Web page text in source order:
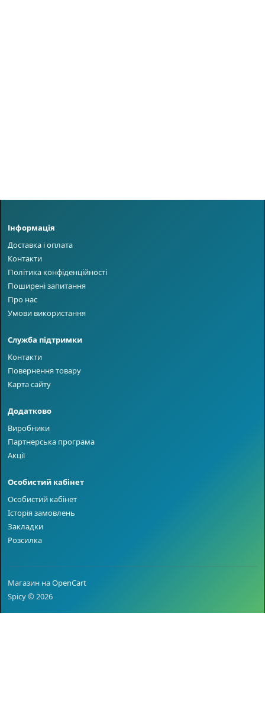
Інформація
Доставка і оплата
Контакти
Політика конфіденційності
Поширені запитання
Про нас
Умови використання
Служба підтримки
Контакти
Повернення товару
Карта сайту
Додатково
Виробники
Партнерська програма
Акції
Особистий кабінет
Особистий кабінет
Історія замовлень
Закладки
Розсилка
Магазин наOpenCart
Spicy © 2026